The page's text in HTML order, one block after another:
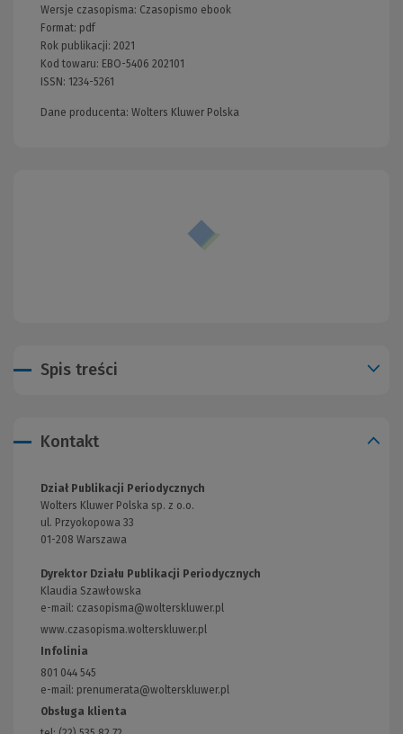
Wersje czasopisma: Czasopismo ebook
Format: pdf
Rok publikacji: 2021
Kod towaru: EBO-5406 202101
ISSN: 1234-5261
Dane producenta: Wolters Kluwer Polska
Spis treści
Kontakt
Dział Publikacji Periodycznych
Wolters Kluwer Polska sp. z o.o.
ul. Przyokopowa 33
01-208 Warszawa
Dyrektor Działu Publikacji Periodycznych
Klaudia Szawłowska
e-mail: czasopisma@wolterskluwer.pl
www.czasopisma.wolterskluwer.pl
Infolinia
801 044 545
e-mail: prenumerata@wolterskluwer.pl
Obsługa klienta